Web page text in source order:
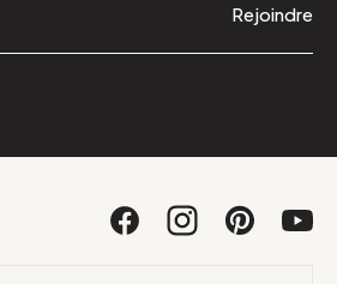
Rejoindre